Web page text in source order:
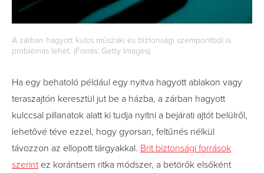
A zárban hagyott kulcs műszaki és biztonsági szempontból is
problémás lehet. (Forrás: Getty Images)
Ha egy behatoló például egy nyitva hagyott ablakon vagy
teraszajtón keresztül jut be a házba, a zárban hagyott
kulccsal pillanatok alatt ki tudja nyitni a bejárati ajtót belülről,
lehetővé téve ezzel, hogy gyorsan, feltűnés nélkül
távozzon az ellopott tárgyakkal. Brit biztonsági források
szerintez korántsem ritka módszer, a betörők elsőként